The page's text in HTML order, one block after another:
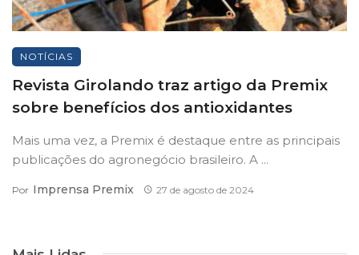
NOTÍCIAS
Revista Girolando traz artigo da Premix
sobre benefícios dos antioxidantes
Mais uma vez, a Premix é destaque entre as principais
publicações do agronegócio brasileiro. A ...
Por Imprensa Premix 27 de agosto de 2024